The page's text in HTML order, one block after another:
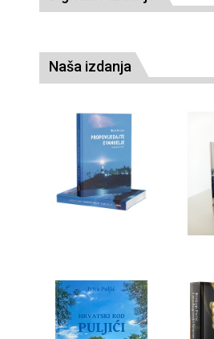
Naša izdanja